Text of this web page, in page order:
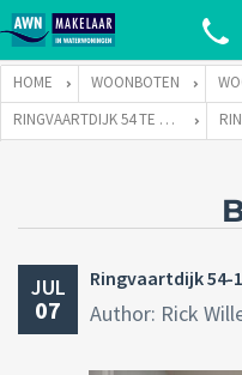
HOME WOONBOTEN
RINGVAARTDIJK 54 TE 1066 DE AMSTERDAM
JUL
07
Ringvaartdijk 54-
Author: Rick